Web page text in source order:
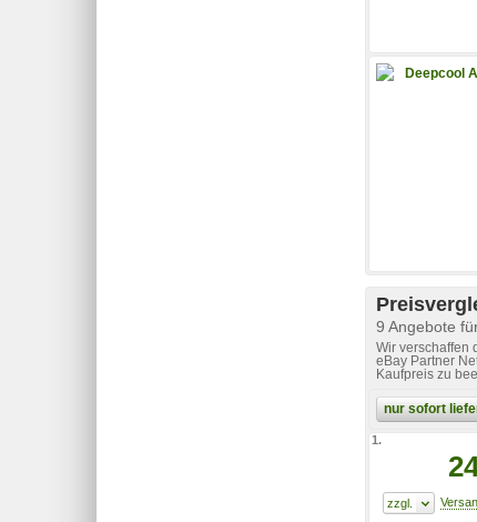
9 Angebote
Wir verschaffen
eBay Partner
Kaufpreis zu
nur sofort
1.